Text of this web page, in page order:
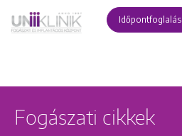
Időpontfoglalás
Fogászati cikkek